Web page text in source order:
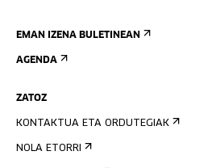
EMAN IZENA BULETINEAN
AGENDA
ZATOZ
KONTAKTUA ETA ORDUTEGIAK
NOLA ETORRI